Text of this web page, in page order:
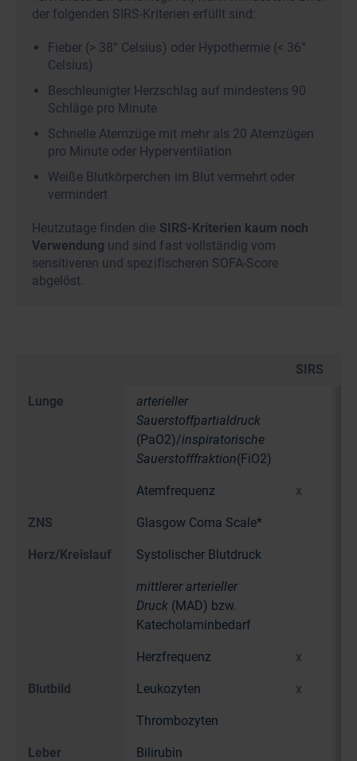
der folgenden SIRS-Kriterien erfüllt sind:
Fieber (­> 38° Celsius) oder Hypothermie (­< 36°
Celsius)
Beschleunigter Herzschlag auf mindestens 90
Schläge pro Minute
Schnelle Atemzüge mit mehr als 20 Atemzügen
pro Minute oder Hyperventilation
Weiße Blutkörperchen im Blut vermehrt oder
vermindert
Heutzutage finden die SIRS-Kriterien kaum noch
Verwendung und sind fast vollständig vom
sensitiveren und spezifischeren SOFA-Score
abgelöst.
SIRS
Lunge
arterieller
Sauerstoffpartialdruck
(PaO2)/inspiratorische
Sauerstofffraktion(FiO2)
Atemfrequenz x
ZNS Glasgow Coma Scale*
Herz/Kreislauf Systolischer Blutdruck
mittlerer arterieller
Druck (MAD) bzw.
Katecholaminbedarf
Herzfrequenz x
Blutbild Leukozyten x
Thrombozyten
Leber Bilirubin